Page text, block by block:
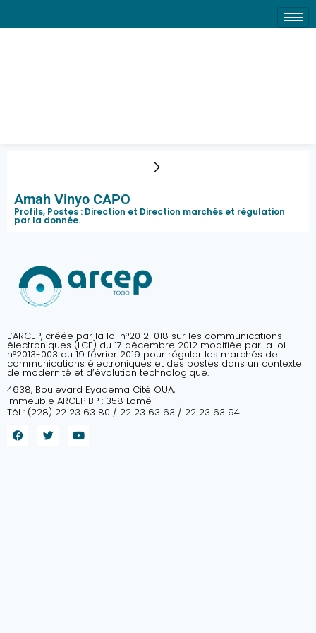
Amah Vinyo CAPO
Profils, Postes : Direction et Direction marchés et régulation
par la donnée.
L’ARCEP, créée par la loi n°2012-018 sur les communications
électroniques (LCE) du 17 décembre 2012 modifiée par la loi
n°2013-003 du 19 février 2019 pour réguler les marchés de
communications électroniques et des postes dans un contexte
de modernité et d’évolution technologique.
4638, Boulevard Eyadema Cité OUA,
Immeuble ARCEP BP : 358 Lomé
Tél : (228) 22 23 63 80 / 22 23 63 63 / 22 23 63 94